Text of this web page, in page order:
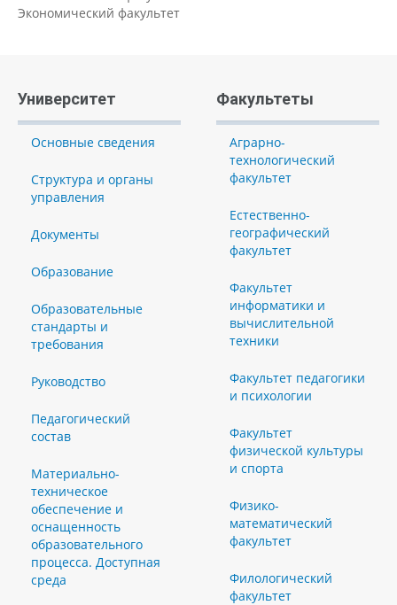
Экономический факультет
Университет
Основные сведения
Структура и органы
управления
Документы
Образование
Образовательные
стандарты и
требования
Руководство
Педагогический
состав
Материально-
техническое
обеспечение и
оснащенность
образовательного
процесса. Доступная
среда
Факультеты
Аграрно-
технологический
факультет
Естественно-
географический
факультет
Факультет
информатики и
вычислительной
техники
Факультет педагогики
и психологии
Факультет
физической культуры
и спорта
Физико-
математический
факультет
Филологический
факультет